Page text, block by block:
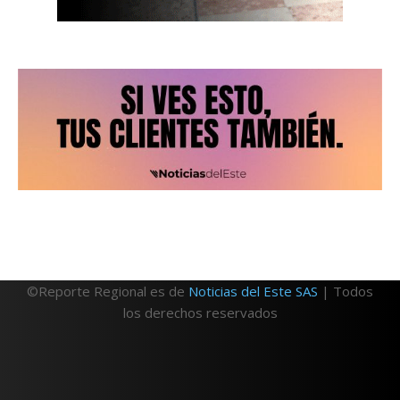
©Reporte Regional es de Noticias del Este SAS | Todos
los derechos reservados